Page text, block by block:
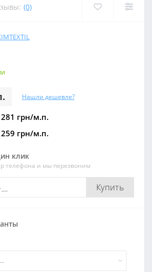
(0)
Нашли дешевле?
грн/м.п.
грн/м.п.
клик
телефона и мы перезвоним
Купить